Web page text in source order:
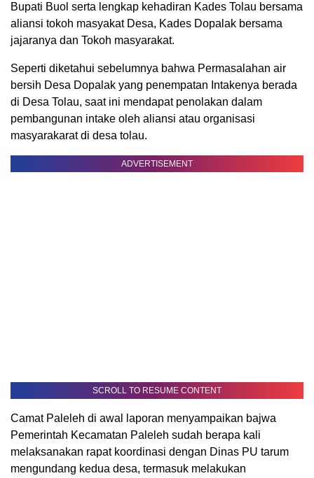
Bupati Buol serta lengkap kehadiran Kades Tolau bersama
aliansi tokoh masyakat Desa, Kades Dopalak bersama
jajaranya dan Tokoh masyarakat.
Seperti diketahui sebelumnya bahwa Permasalahan air
bersih Desa Dopalak yang penempatan Intakenya berada
di Desa Tolau, saat ini mendapat penolakan dalam
pembangunan intake oleh aliansi atau organisasi
masyarakarat di desa tolau.
ADVERTISEMENT
SCROLL TO RESUME CONTENT
Camat Paleleh di awal laporan menyampaikan bajwa
Pemerintah Kecamatan Paleleh sudah berapa kali
melaksanakan rapat koordinasi dengan Dinas PU tarum
mengundang kedua desa, termasuk melakukan